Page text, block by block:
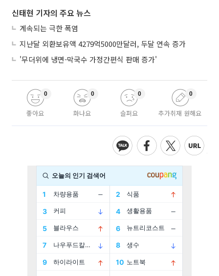
신태현 기자의 주요 뉴스
계속되는 극한 폭염
지난달 외환보유액 4279억5000만달러, 두달 연속 증가
'무더위에 냉면-막국수 가정간편식 판매 증가'
좋아요
0
화나요
0
슬퍼요
0
추가취재 원해요
0